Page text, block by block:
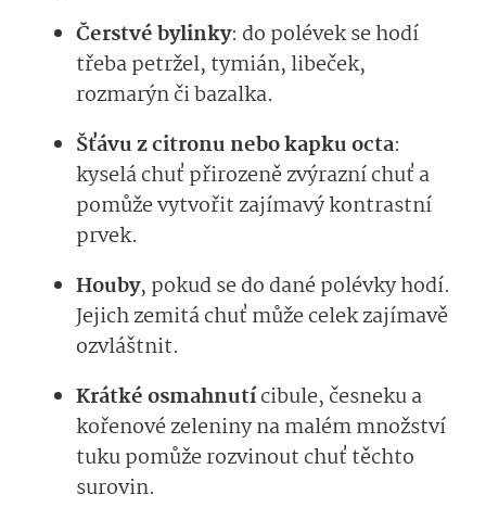
Čerstvé bylinky: do polévek se hodí
třeba petržel, tymián, libeček,
rozmarýn či bazalka.
Šťávu z citronu nebo kapku octa:
kyselá chuť přirozeně zvýrazní chuť a
pomůže vytvořit zajímavý kontrastní
prvek.
Houby, pokud se do dané polévky hodí.
Jejich zemitá chuť může celek zajímavě
ozvláštnit.
Krátké osmahnutícibule, česneku a
kořenové zeleniny na malém množství
tuku pomůže rozvinout chuť těchto
surovin.